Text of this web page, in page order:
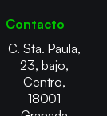
Contacto
C. Sta. Paula,
23, bajo,
Centro,
18001